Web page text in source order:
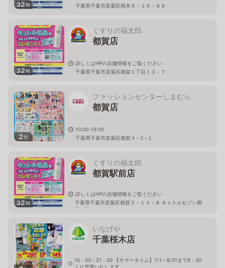
32枚
千葉県千葉市若葉区桜木６－１９－６８
32枚
くすりの福太郎
都賀店
詳しくはHPの店舗情報をご覧ください
千葉県千葉市若葉区都賀１丁目１３－７
2枚
ファッションセンターしまむら
都賀店
10:00-19:00
千葉県千葉市若葉区都賀４−３−１
32枚
くすりの福太郎
都賀駅前店
詳しくはHPの店舗情報をご覧ください
千葉県千葉市若葉区都賀３－１３－８ キャトルセゾン都
賀１階
いなげや
千葉桜木店
10：00～21：00 【サマータイム】7/1～8/31まで9：30
より営業いたします